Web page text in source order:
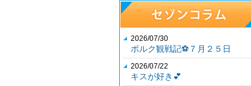
2026/07/30
ボルク観戦記⚽７月２５日
2026/07/22
キスが好き💕